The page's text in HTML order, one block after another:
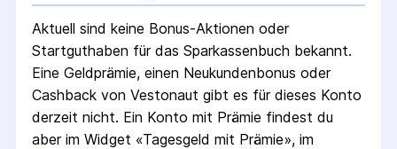
Aktuell sind keine Bonus-Aktionen oder
Startguthaben für das Sparkassenbuch bekannt.
Eine Geldprämie, einen Neukundenbonus oder
Cashback von Vestonaut gibt es für dieses Konto
derzeit nicht. Ein Konto mit Prämie findest du
aber im Widget «Tagesgeld mit Prämie», im